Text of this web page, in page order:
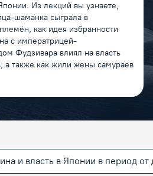
Из лекций вы узнаете,
шаманка сыграла в
как идея избранности
с императрицей-
Фудзивара влиял на власть
а также как жили жены самураев
и власть в Японии в период от